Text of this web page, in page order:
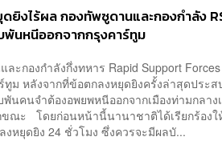
ยิงไร้ผล กองทัพซูดานและกองกำลัง
พันหนีออกจากกรุงคาร์ทูม
ละกองกำลังกึ่งทหาร Rapid Support
ทูม หลังจากที่ข้อตกลงหยุดยิงครั้งล่าสุดประ
นคนจำต้องอพยพหนีออกจากเมืองท่ามกลาง
ณะ โดยก่อนหน้านี้นานาชาติได้เรียกร้องใ
งหยุดยิง 24 ชั่วโมง ซึ่งควรจะมีผลบั...